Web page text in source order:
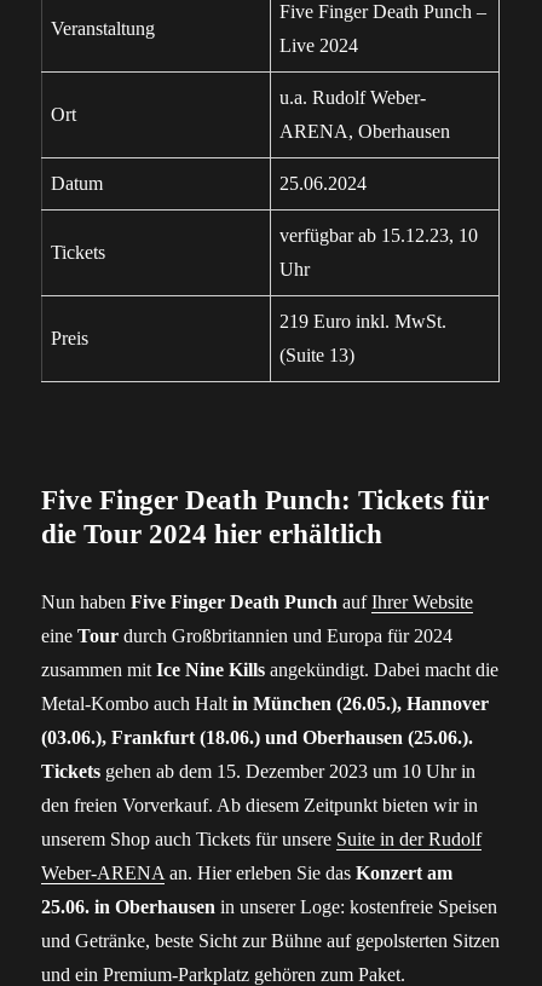
Veranstaltung
Five Finger Death Punch –
Live 2024
Ort
u.a. Rudolf Weber-
ARENA, Oberhausen
Datum 25.06.2024
Tickets
verfügbar ab 15.12.23, 10
Uhr
Preis
219 Euro inkl. MwSt.
(Suite 13)
Five Finger Death Punch: Tickets für
die Tour 2024 hier erhältlich
Nun habenFive Finger Death Punch aufIhrer Website
eineTour durch Großbritannien und Europa für 2024
zusammen mitIce Nine Kills angekündigt. Dabei macht die
Metal-Kombo auch Haltin München (26.05.), Hannover
(03.06.), Frankfurt (18.06.) und Oberhausen (25.06.).
Tickets gehen ab dem 15. Dezember 2023 um 10 Uhr in
den freien Vorverkauf. Ab diesem Zeitpunkt bieten wir in
unserem Shop auch Tickets für unsere Suite in der Rudolf
Weber-ARENA an. Hier erleben Sie dasKonzert am
25.06. in Oberhausen in unserer Loge: kostenfreie Speisen
und Getränke, beste Sicht zur Bühne auf gepolsterten Sitzen
und ein Premium-Parkplatz gehören zum Paket.